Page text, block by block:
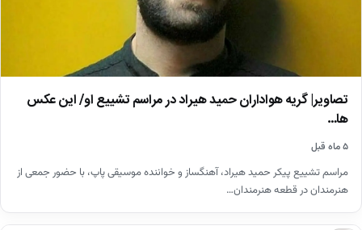
تصاویر| گریه هواداران حمید هیراد در مراسم تشییع او/ این عکس
ها…
۵ ماه قبل
مراسم تشییع پیکر حمید هیراد، آهنگساز و خواننده موسیقی پاپ، با حضور جمعی از
هنرمندان در قطعه هنرمندان…